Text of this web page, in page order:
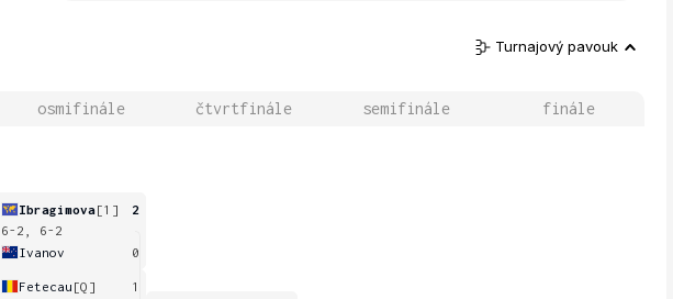
Turnajový pavouk
osmifinále čtvrtfinále semifinále finále
Ibragimova[1]
2
6-2, 6-2
Ivanov
0
Fetecau [Q]
1